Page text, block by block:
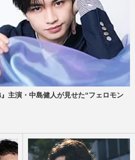
主演・中島健人が見せた“フェロモン